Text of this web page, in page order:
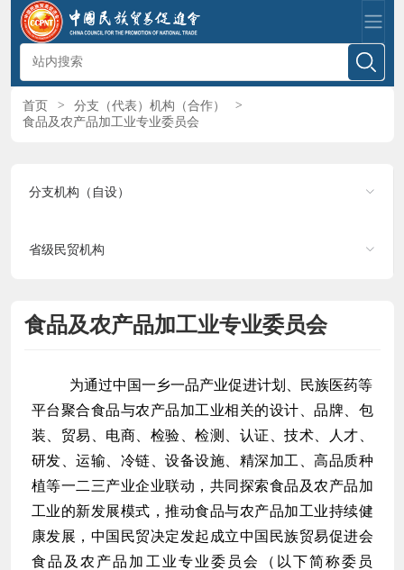
首页 > 分支（代表）机构（合作）
>
食品及农产品加工业专业委员会
分支机构（自设）
省级民贸机构
食品及农产品加工业专业委员会
为通过中国一乡一品产业促进计划、民族医药等
平台聚合食品与农产品加工业相关的设计、品牌、包
装、贸易、电商、检验、检测、认证、技术、人才、
研发、运输、冷链、设备设施、精深加工、高品质种
植等一二三产业企业联动，共同探索食品及农产品加
工业的新发展模式，推动食品与农产品加工业持续健
康发展，中国民贸决定发起成立中国民族贸易促进会
食品及农产品加工业专业委员会（以下简称委员